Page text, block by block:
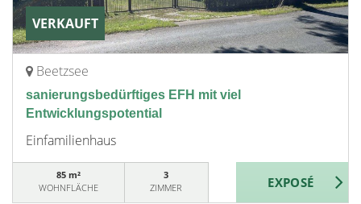
VERKAUFT
Beetzsee
sanierungsbedürftiges EFH mit viel
Entwicklungspotential
Einfamilienhaus
85 m²
WOHNFLÄCHE
3
ZIMMER